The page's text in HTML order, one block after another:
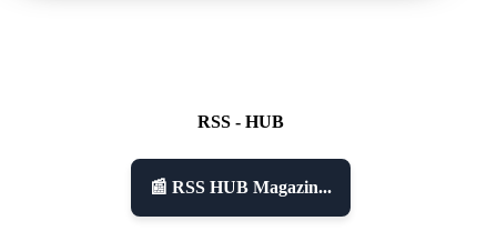
RSS - HUB
📰 RSS HUB Magazin...